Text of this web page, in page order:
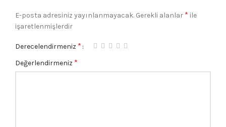
E-posta adresiniz yayınlanmayacak. Gerekli alanlar * ile
işaretlenmişlerdir
Derecelendirmeniz *
Değerlendirmeniz *